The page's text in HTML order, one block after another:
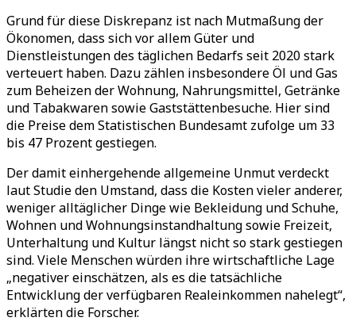
Grund für diese Diskrepanz ist nach Mutmaßung der
Ökonomen, dass sich vor allem Güter und
Dienstleistungen des täglichen Bedarfs seit 2020 stark
verteuert haben. Dazu zählen insbesondere Öl und Gas
zum Beheizen der Wohnung, Nahrungsmittel, Getränke
und Tabakwaren sowie Gaststättenbesuche. Hier sind
die Preise dem Statistischen Bundesamt zufolge um 33
bis 47 Prozent gestiegen.
Der damit einhergehende allgemeine Unmut verdeckt
laut Studie den Umstand, dass die Kosten vieler anderer,
weniger alltäglicher Dinge wie Bekleidung und Schuhe,
Wohnen und Wohnungsinstandhaltung sowie Freizeit,
Unterhaltung und Kultur längst nicht so stark gestiegen
sind. Viele Menschen würden ihre wirtschaftliche Lage
„negativer einschätzen, als es die tatsächliche
Entwicklung der verfügbaren Realeinkommen nahelegt“,
erklärten die Forscher.